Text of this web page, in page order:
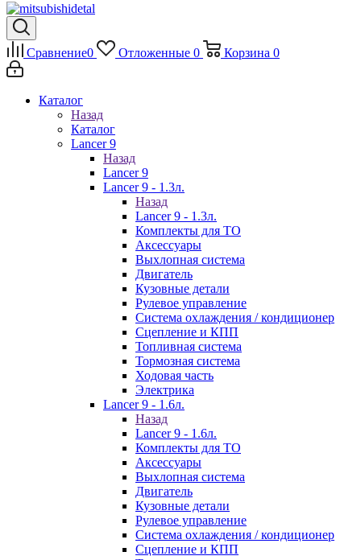
Сравнение0 Отложенные 0 Корзина 0
Каталог
Назад
Каталог
Lancer 9
Назад
Lancer 9
Lancer 9 - 1.3л.
Назад
Lancer 9 - 1.3л.
Комплекты для ТО
Аксессуары
Выхлопная система
Двигатель
Кузовные детали
Рулевое управление
Система охлаждения / кондиционер
Сцепление и КПП
Топливная система
Тормозная система
Ходовая часть
Электрика
Lancer 9 - 1.6л.
Назад
Lancer 9 - 1.6л.
Комплекты для ТО
Аксессуары
Выхлопная система
Двигатель
Кузовные детали
Рулевое управление
Система охлаждения / кондиционер
Сцепление и КПП